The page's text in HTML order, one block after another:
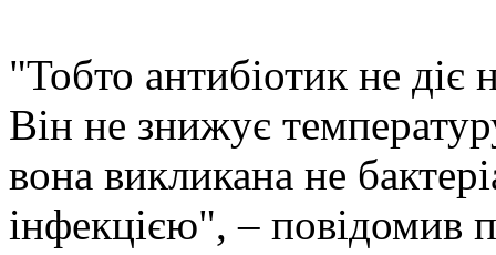
"Тобто антибіотик не діє
Він не знижує
вона викликана не
інфекцією", – повідомив